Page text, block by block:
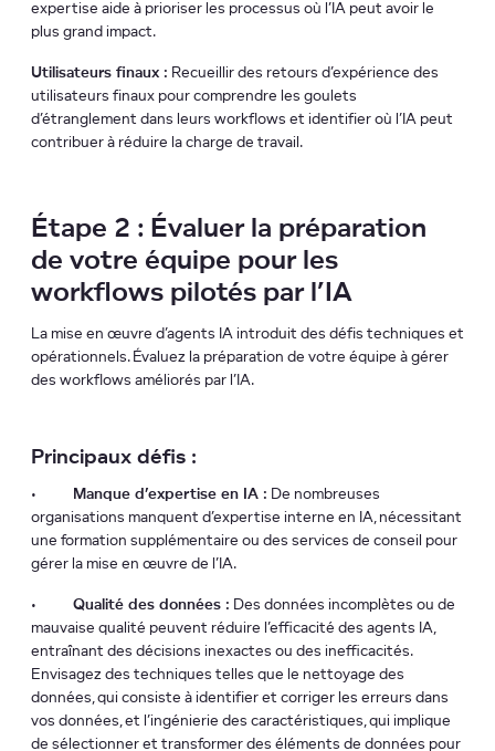
expertise aide à prioriser les processus où l’IA peut avoir le
plus grand impact.
Utilisateurs finaux : Recueillir des retours d’expérience des
utilisateurs finaux pour comprendre les goulets
d’étranglement dans leurs workflows et identifier où l’IA peut
contribuer à réduire la charge de travail.
Étape 2 : Évaluer la préparation
de votre équipe pour les
workflows pilotés par l’IA
La mise en œuvre d’agents IA introduit des défis techniques et
opérationnels. Évaluez la préparation de votre équipe à gérer
des workflows améliorés par l’IA.
Principaux défis :
• Manque d’expertise en IA : De nombreuses
organisations manquent d’expertise interne en IA, nécessitant
une formation supplémentaire ou des services de conseil pour
gérer la mise en œuvre de l’IA.
• Qualité des données : Des données incomplètes ou de
mauvaise qualité peuvent réduire l’efficacité des agents IA,
entraînant des décisions inexactes ou des inefficacités.
Envisagez des techniques telles que le nettoyage des
données, qui consiste à identifier et corriger les erreurs dans
vos données, et l’ingénierie des caractéristiques, qui implique
de sélectionner et transformer des éléments de données pour